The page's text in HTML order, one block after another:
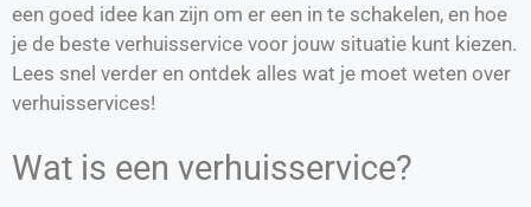
een goed idee kan zijn om er een in te schakelen, en hoe
je de beste verhuisservice voor jouw situatie kunt kiezen.
Lees snel verder en ontdek alles wat je moet weten over
verhuisservices!
Wat is een verhuisservice?